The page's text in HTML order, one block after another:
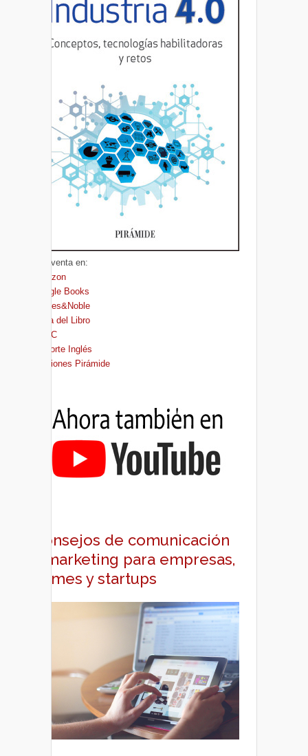
A la venta en:
Amazon
Google Books
Barnes&Noble
Casa del Libro
FNAC
El Corte Inglés
Ediciones Pirámide
Consejos de comunicación
y marketing para empresas,
pymes y startups